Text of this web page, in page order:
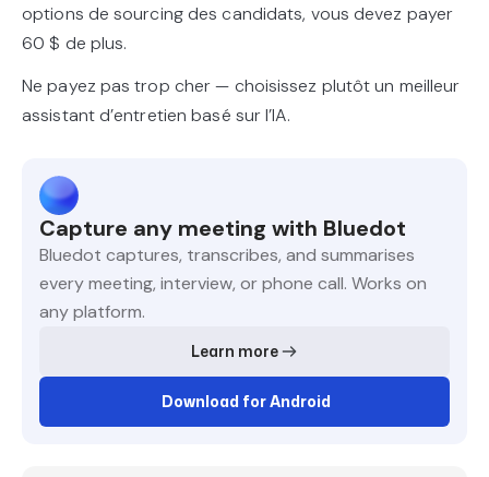
options de sourcing des candidats, vous devez payer
60 $ de plus.
Ne payez pas trop cher — choisissez plutôt un meilleur
assistant d’entretien basé sur l’IA.
Capture any meeting with Bluedot
Bluedot captures, transcribes, and summarises
every meeting, interview, or phone call. Works on
any platform.
Learn more
Download for Android